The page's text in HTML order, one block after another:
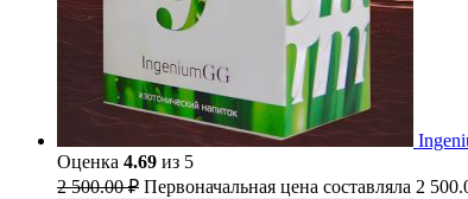
Оценка 4.69 из 5
2 500.00₽ Первоначальная цена составляла 2